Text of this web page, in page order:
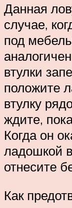
Данная
случае,
под
втулки
положите
втулку
ждите,
Когда он
ладошкой
отнесите
Как